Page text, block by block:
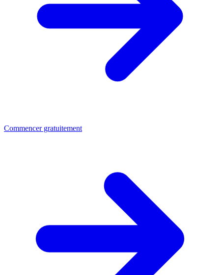
Commencer gratuitement